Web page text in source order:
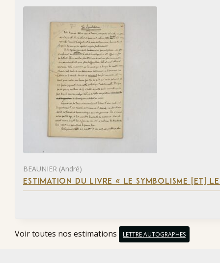
BEAUNIER (André)
ESTIMATION DU LIVRE « LE SYMBOLISME [ET]
Voir toutes nos estimations LETTRE AUTOGRAPHES